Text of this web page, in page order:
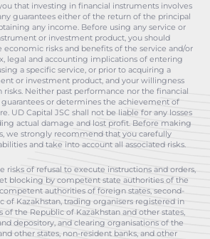
that investing in financial instruments involves
guarantees either of the return of the principal
any income. Before using any service or
or investment product, you should
economic risks and benefits of the service and/or
legal and accounting implications of entering
a specific service, or prior to acquiring a
or investment product, and your willingness
risks. Neither past performance nor the financial
guarantees or determines the achievement of
UD Capital JSC shall not be liable for any losses
actual damage and lost profit. Before making
we strongly recommend that you carefully
and take into account all associated risks.
risks of refusal to execute instructions and orders,
blocking by competent state authorities of the
authorities of foreign states, second-
of Kazakhstan, trading organisers registered in
of the Republic of Kazakhstan and other states,
depository, and clearing organisations of the
other states, non-resident banks, and other